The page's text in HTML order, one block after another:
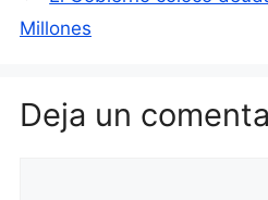
Millones
Deja un